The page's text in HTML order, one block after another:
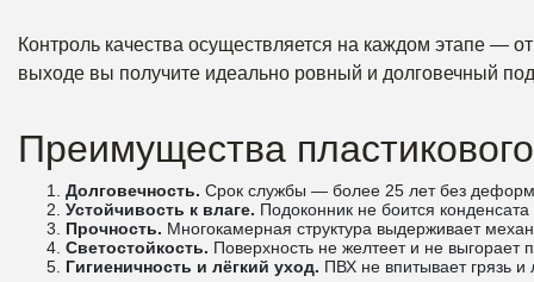
Контроль качества осуществляется на каждом этапе —
выходе вы получите идеально ровный и долговечный
Преимущества
Долговечность. Срок службы — более 25 лет без
Устойчивость к влаге. Подоконник не боится
Прочность. Многокамерная структура выдерживает
Светостойкость. Поверхность не желтеет и не
Гигиеничность и лёгкий уход. ПВХ не впитывает грязь и